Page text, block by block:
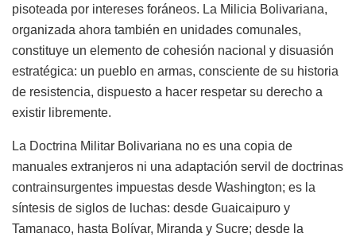
pisoteada por intereses foráneos. La Milicia Bolivariana,
organizada ahora también en unidades comunales,
constituye un elemento de cohesión nacional y disuasión
estratégica: un pueblo en armas, consciente de su historia
de resistencia, dispuesto a hacer respetar su derecho a
existir libremente.
La Doctrina Militar Bolivariana no es una copia de
manuales extranjeros ni una adaptación servil de doctrinas
contrainsurgentes impuestas desde Washington; es la
síntesis de siglos de luchas: desde Guaicaipuro y
Tamanaco, hasta Bolívar, Miranda y Sucre; desde la